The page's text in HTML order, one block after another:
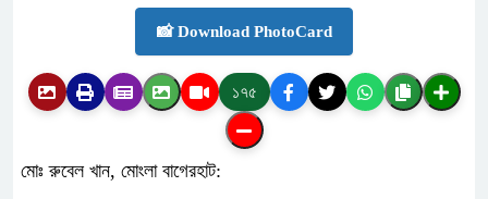
📸 Download PhotoCard
১৭৫
মোঃ রুবেল খান, মোংলা বাগেরহাট: